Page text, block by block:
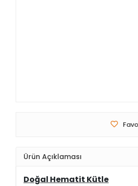
Ürün Açıklaması
Doğal Hematit Kütle